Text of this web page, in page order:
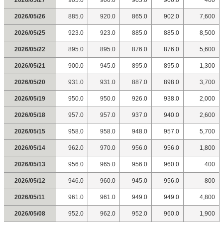
2026/05/26 885.0 920.0 865.0 902.0 7,600
2026/05/25 923.0 923.0 885.0 885.0 8,500
2026/05/22 895.0 895.0 876.0 876.0 5,600
2026/05/21 900.0 945.0 895.0 895.0 1,300
2026/05/20 931.0 931.0 887.0 898.0 3,700
2026/05/19 950.0 950.0 926.0 938.0 2,000
2026/05/18 957.0 957.0 937.0 940.0 2,600
2026/05/15 958.0 958.0 948.0 957.0 5,700
2026/05/14 962.0 970.0 956.0 956.0 1,800
2026/05/13 956.0 965.0 956.0 960.0 400
2026/05/12 946.0 960.0 945.0 956.0 800
2026/05/11 961.0 961.0 949.0 949.0 4,800
2026/05/08 952.0 962.0 952.0 960.0 1,900